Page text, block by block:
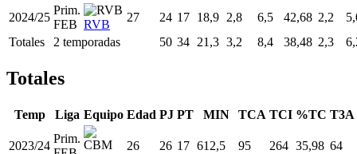
2024/25
Prim.
FEB RVB
27 24 17 18,9 2,8 6,5 42,68 2,2
Totales
2 temporadas 50 34 21,3 3,2 8,4 38,48 2,3
Totales
Temp Liga Equipo Edad PJ PT MIN TCA TCI %TC T3A
2023/24
Prim.
26 26 17 612,5 95 264 35,98 64